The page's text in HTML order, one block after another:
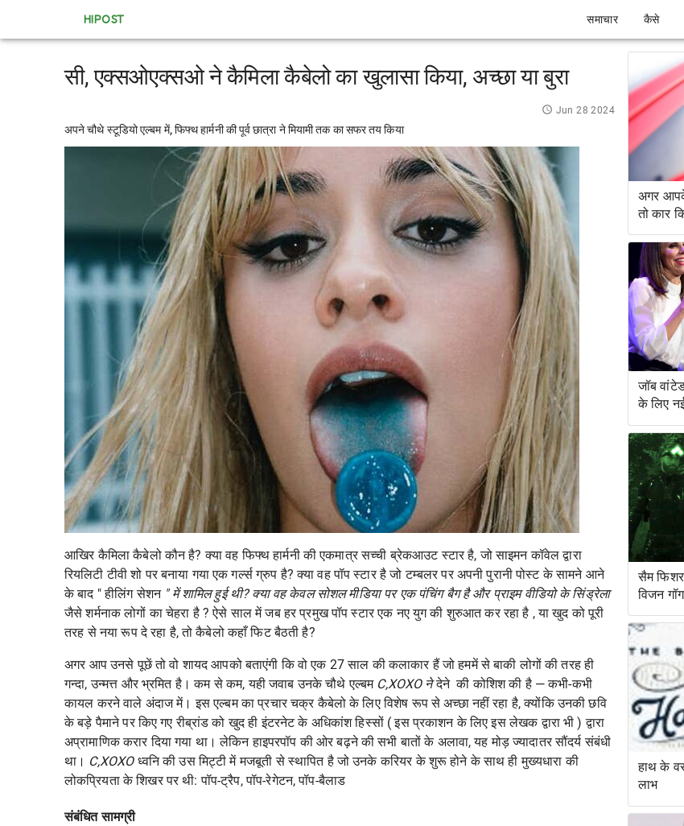
HIPOST समाचार कैसे
सी, एक्सओएक्सओ ने कैमिला कैबेलो का खुलासा किया, अच्छा या बुरा
Jun 28 2024
अपने चौथे स्टूडियो एल्बम में, फिफ्थ हार्मनी की पूर्व छात्रा ने मियामी तक का सफर तय किया
आखिर कैमिला कैबेलो कौन है? क्या वह फिफ्थ हार्मनी की एकमात्र सच्ची ब्रेकआउट स्टार है, जो साइमन कॉवेल द्वारा
रियलिटी टीवी शो पर बनाया गया एक गर्ल्स ग्रुप है? क्या वह पॉप स्टार है जो टम्बलर पर अपनी पुरानी पोस्ट के सामने आने
के बाद "हीलिंग सेशन" में शामिल हुई थी? क्या वह केवल सोशल मीडिया पर एक पंचिंग बैग है और प्राइम वीडियो के सिंड्रेला
जैसे शर्मनाक लोगों का चेहरा है ? ऐसे साल में जब हर प्रमुख पॉप स्टारएक नए युग की शुरुआत कर रहा है , या खुद को पूरी
तरह से नया रूप दे रहा है, तो कैबेलो कहाँ फिट बैठती है?
अगर आप उनसे पूछें तो वो शायद आपको बताएंगी कि वो एक 27 साल की कलाकार हैं जो हममें से बाकी लोगों की तरह ही
गन्दा, उन्मत्त और भ्रमित है। कम से कम, यही जवाब उनके चौथे एल्बम C,XOXO नेदेने की कोशिश की है — कभी-कभी
कायल करने वाले अंदाज में। इस एल्बम का प्रचार चक्र कैबेलो के लिए विशेष रूप से अच्छा नहीं रहा है, क्योंकि उनकी छवि
के बड़े पैमाने पर किए गए रीब्रांड को खुद ही इंटरनेट के अधिकांश हिस्सों (इस प्रकाशन के लिए इस लेखक द्वारा भी ) द्वारा
अप्रामाणिक करार दिया गया था। लेकिन हाइपरपॉप की ओर बढ़ने की सभी बातों के अलावा, यह मोड़ ज्यादातर सौंदर्य संबंधी
था। C,XOXOध्वनि की उस मिट्टी में मजबूती से स्थापित है जो उनके करियर के शुरू होने के साथ ही मुख्यधारा की
लोकप्रियता के शिखर पर थी: पॉप-ट्रैप, पॉप-रेगेटन, पॉप-बैलाड
संबंधित सामग्री
अगर
तो कार
जॉब
के लिए
सैम फिशर
विजन
हाथ के
लाभ